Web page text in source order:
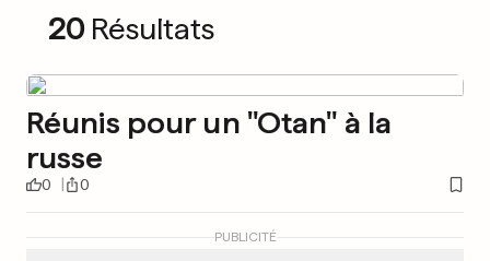
20 Résultats
Réunis pour un "Otan" à la
russe
0 0
PUBLICITÉ